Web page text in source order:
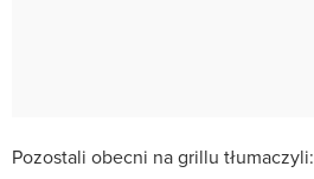
Pozostali obecni na grillu tłumaczyli: